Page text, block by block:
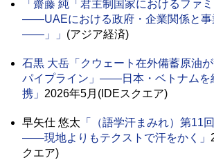
「齋藤 純「君主制国家におけるファ
――UAEにおける政府・企業関係と事
――」」 (アジア経済)
石黒 大岳 「クウェート在外備蓄原油
パイプライン」――日本・ベトナムを
携」 2026年5月(IDEスクエア)
早矢仕 悠太 「（語学汗まみれ）第
――現地よりもテクストで汗をかく」
クエア)